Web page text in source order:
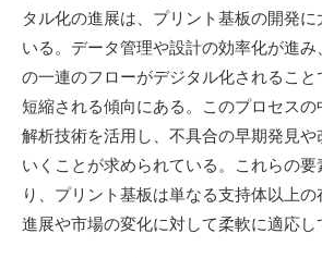
タル化の進展は、プリント基板の開発
いる。データ管理や設計の効率化が進
の一連のフローがデジタル化されるこ
短縮される傾向にある。このプロセスの
解析技術を活用し、不具合の早期発見や
いくことが求められている。これらの要
り、プリント基板は単なる支持体以上
進展や市場の変化に対して柔軟に適応し